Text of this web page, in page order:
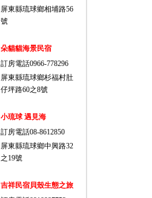
屏東縣琉球鄉相埔路56
號
朵貓貓海景民宿
訂房電話0966-778296
屏東縣琉球鄉杉福村肚
仔坪路60之8號
小琉球 遇見海
訂房電話08-8612850
屏東縣琉球鄉中興路32
之19號
吉祥民宿貝殼生態之旅